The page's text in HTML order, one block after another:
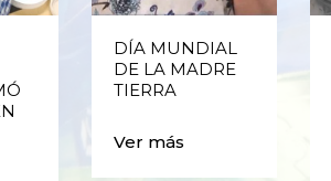
DÍA MUNDIAL
DE LA MADRE
TIERRA
Ver más